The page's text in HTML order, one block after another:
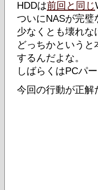
HDDは前回と同じ
ついにNASが完璧
少なくとも壊れ
どっちかという
するんだよな。
しばらくはPCパ
今回の行動が正解